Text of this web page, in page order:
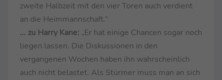
zweite Halbzeit mit den vier Toren auch verdient
an die Heimmannschaft.“
... zu Harry Kane: „Er hat einige Chancen sogar noch
liegen lassen. Die Diskussionen in den
vergangenen Wochen haben ihn wahrscheinlich
auch nicht belastet. Als Stürmer muss man an sich